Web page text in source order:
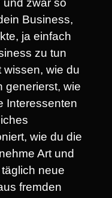
und zwar so
Business,
ja einfach
zu tun
wissen, wie du
generierst, wie
Interessenten
wie du die
Art und
neue
fremden